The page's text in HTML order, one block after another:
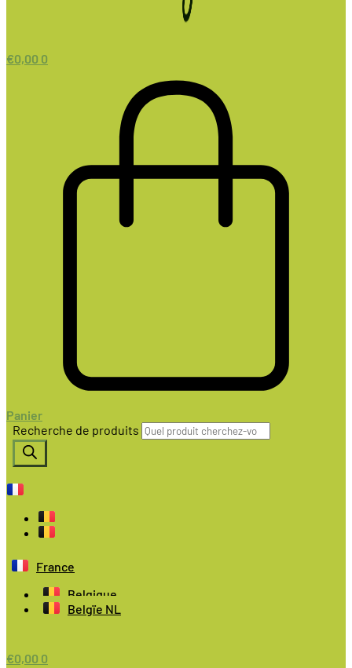
€0,00 0
Panier
Recherche de produits
France
Belgique
Belgïe NL
€0,00 0